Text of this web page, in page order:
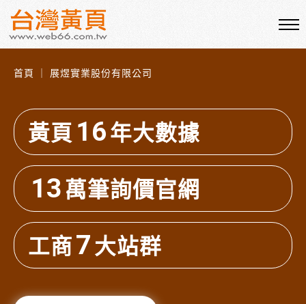
首頁 ｜ 展煜實業股份有限公司
黃頁 16年大數據
13萬筆詢價官網
工商7大站群